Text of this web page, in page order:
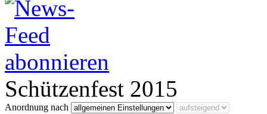
Schützenfest 2015
Anordnung nach